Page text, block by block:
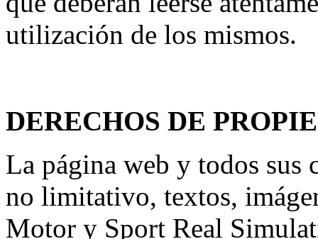
utilización de los mismos.
DERECHOS DE
La página web y todos
no limitativo, textos,
Motor y Sport Real